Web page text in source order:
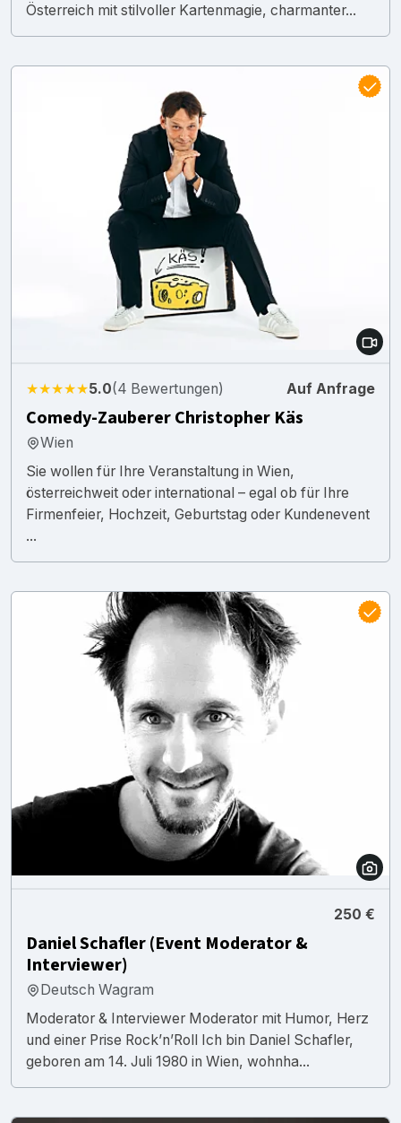
Österreich mit stilvoller Kartenmagie, charmanter...
★★★★★5.0(4 Bewertungen) Auf Anfrage
Comedy-Zauberer Christopher Käs
Wien
Sie wollen für Ihre Veranstaltung in Wien,
österreichweit oder international – egal ob für Ihre
Firmenfeier, Hochzeit, Geburtstag oder Kundenevent
...
250 €
Daniel Schafler (Event Moderator &
Interviewer)
Deutsch Wagram
Moderator & Interviewer Moderator mit Humor, Herz
und einer Prise Rock’n’Roll Ich bin Daniel Schafler,
geboren am 14. Juli 1980 in Wien, wohnha...